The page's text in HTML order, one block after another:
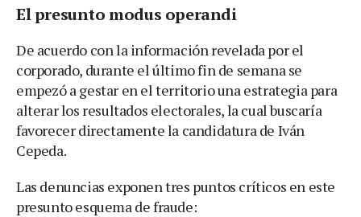
El presunto modus operandi
De acuerdo con la información revelada por el
corporado, durante el último fin de semana se
empezó a gestar en el territorio una estrategia para
alterar los resultados electorales, la cual buscaría
favorecer directamente la candidatura de Iván
Cepeda.
Las denuncias exponen tres puntos críticos en este
presunto esquema de fraude: